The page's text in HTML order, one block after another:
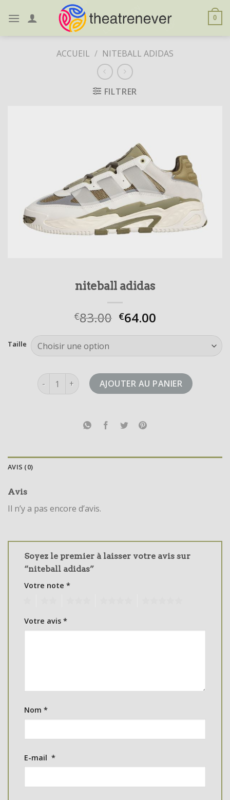
0
ACCUEIL / NITEBALL ADIDAS
FILTRER
niteball adidas
€83.00 €64.00
Taille
quantité de niteball adidasAJOUTER AU PANIER
AVIS (0)
Avis
Il n’y a pas encore d’avis.
Soyez le premier à laisser votre avis sur
“niteball adidas”
Votre note *
Votre avis *
Nom *
E-mail *